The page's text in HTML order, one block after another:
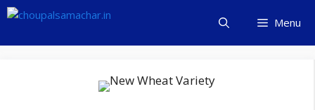
Skip
content
Menu